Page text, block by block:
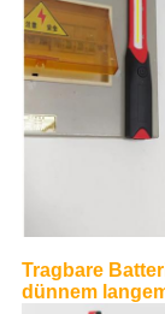
Tragbare
dünnem